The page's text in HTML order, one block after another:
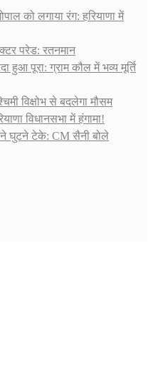
को लगाया रंग: हरियाणा में
परेड: रतनमान
हुआ पूरा: ग्राम कौल में भव्य मूर्ति
विक्षोभ से बदलेगा मौसम
विधानसभा में हंगामा!
घुटने टेके: CM सैनी बोले